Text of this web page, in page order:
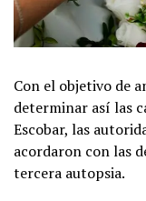
Con el objetivo de
determinar así las
Escobar, las
acordaron con las
tercera autopsia.